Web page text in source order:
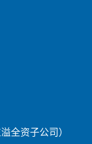
全资子公司）